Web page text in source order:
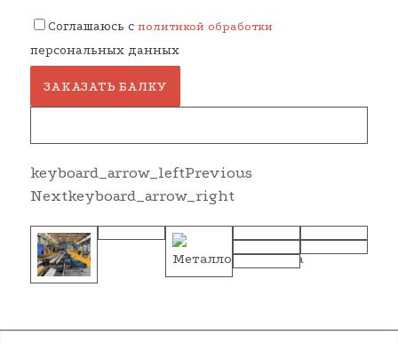
Соглашаюсь с политикой обработки
персональных данных
ЗАКАЗАТЬ БАЛКУ
keyboard_arrow_leftPrevious
Nextkeyboard_arrow_right